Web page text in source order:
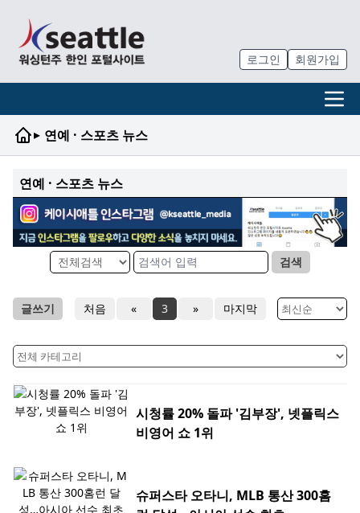
로그인 회원가입
▸ 연예 · 스포츠 뉴스
연예 · 스포츠 뉴스
검색
글쓰기 처음 « 3 » 마지막
시청률 20% 돌파 '김부장', 넷플릭스
비영어 쇼 1위
슈퍼스타 오타니, MLB 통산 300홈